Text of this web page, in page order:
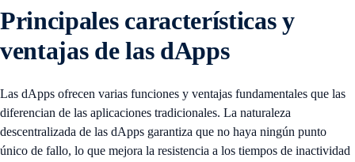
Principales características y
ventajas de las dApps
Las dApps ofrecen varias funciones y ventajas fundamentales que las
diferencian de las aplicaciones tradicionales. La naturaleza
descentralizada de las dApps garantiza que no haya ningún punto
único de fallo, lo que mejora la resistencia a los tiempos de inactividad